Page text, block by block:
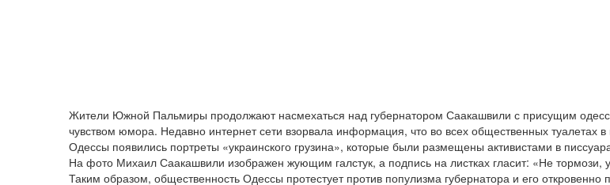
Жители Южной Пальмиры продолжают насмехаться над губернатором Саакашвили с присущим
чувством юмора. Недавно интернет сети взорвала информация, что во всех общественных туалетах в
Одессы появились портреты «украинского грузина», которые были размещены активистами в
На фото Михаил Саакашвили изображен жующим галстук, а подпись на листках гласит: «Не тормози,
Таким образом, общественность Одессы протестует против популизма губернатора и его откровенно